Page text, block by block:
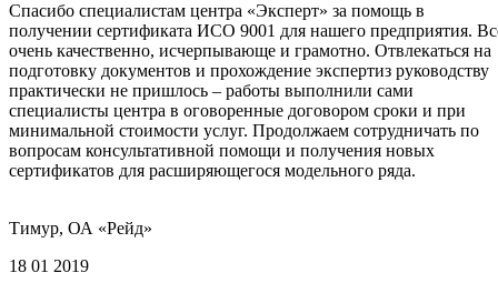
Спасибо специалистам центра «Эксперт» за помощь в
получении сертификата ИСО 9001 для нашего предприятия.
очень качественно, исчерпывающе и грамотно. Отвлекаться на
подготовку документов и прохождение экспертиз руководству
практически не пришлось – работы выполнили сами
специалисты центра в оговоренные договором сроки и при
минимальной стоимости услуг. Продолжаем сотрудничать по
вопросам консультативной помощи и получения новых
сертификатов для расширяющегося модельного ряда.
Тимур, ОА «Рейд»
18 01 2019